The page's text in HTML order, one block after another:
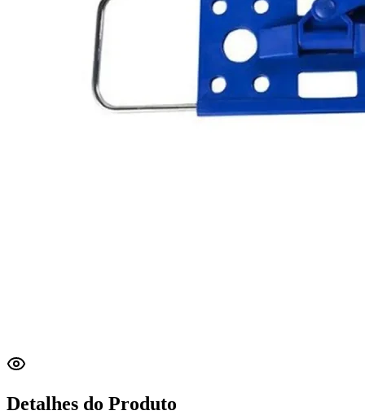
Detalhes do Produto